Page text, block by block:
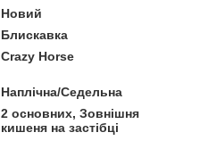
Новий
Блискавка
Crazy Horse
Наплічна/Седельна
2 основних, Зовнішня
кишеня на застібці